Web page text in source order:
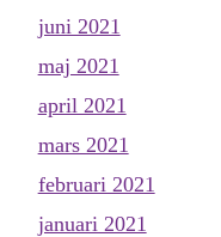
juni 2021
maj 2021
april 2021
mars 2021
februari 2021
januari 2021